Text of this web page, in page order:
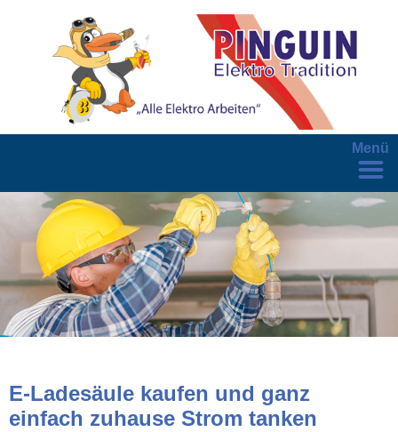
Menü
E-Ladesäule kaufen und ganz
einfach zuhause Strom tanken